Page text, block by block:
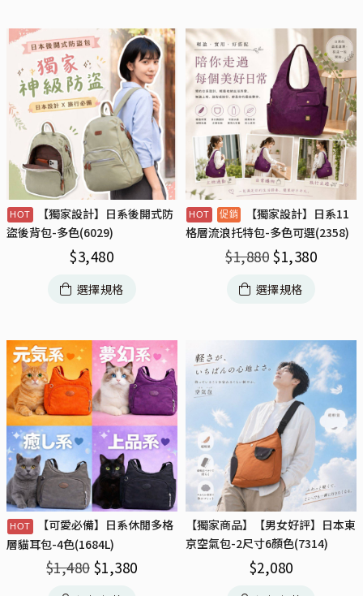
【獨家設計】日系後開式防
盜後背包-多色(6029)
$3,480
選擇規格
【獨家設計】日系11
格層流浪托特包-多色可選(2358)
$1,880 $1,380
選擇規格
【可愛必備】日系休閒多格
層貓耳包-4色(1684L)
$1,480 $1,380
【獨家商品】【男女好評】日本東
京空氣包-2尺寸6顏色(7314)
$2,080